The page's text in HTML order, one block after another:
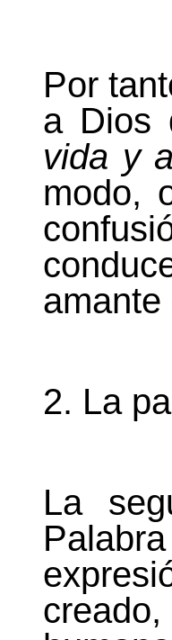
Por
a Dios
vida y
modo,
amante
2. La
La
Palabra